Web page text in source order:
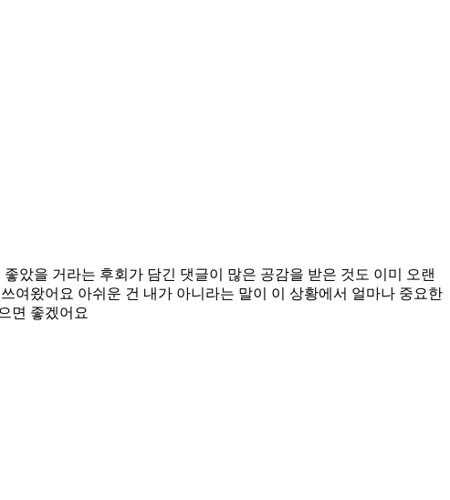
았을 거라는 후회가 담긴 댓글이 많은 공감을 받은 것도 이미 오랜
여왔어요 아쉬운 건 내가 아니라는 말이 이 상황에서 얼마나 중요한
면 좋겠어요